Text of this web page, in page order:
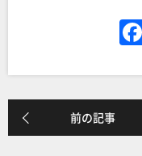
前の記事